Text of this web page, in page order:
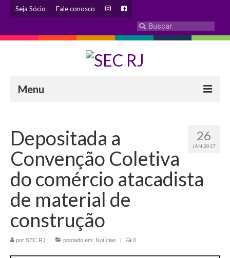
Seja Sócio Fale conosco
Menu
Eleição 2024 – Comissão Eleitoral
Histórico
Diretoria
Estatuto
Atendimentos
Coletivo Margaridas
26
JAN 2017
Depositada a
Convenção Coletiva
do comércio atacadista
de material de
construção
por SEC RJ | postado em: Notícias | 0